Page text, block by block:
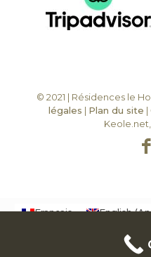
© 2021 | Résidences le
légales | Plan du site |
Français English(